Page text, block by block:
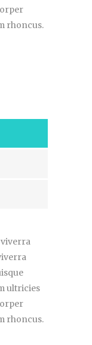
rhoncus.
viverra
ultricies
rhoncus.